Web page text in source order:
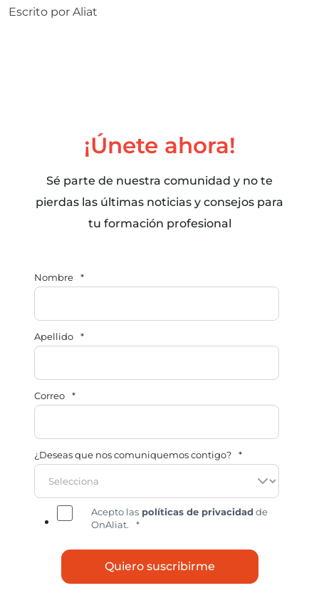
Escrito por Aliat
¡Únete ahora!
Sé parte de nuestra comunidad y no te
pierdas las últimas noticias y consejos para
tu formación profesional
Nombre *
Apellido *
Correo *
¿Deseas que nos comuniquemos contigo? *
Acepto las políticas de privacidad de
OnAliat.
*